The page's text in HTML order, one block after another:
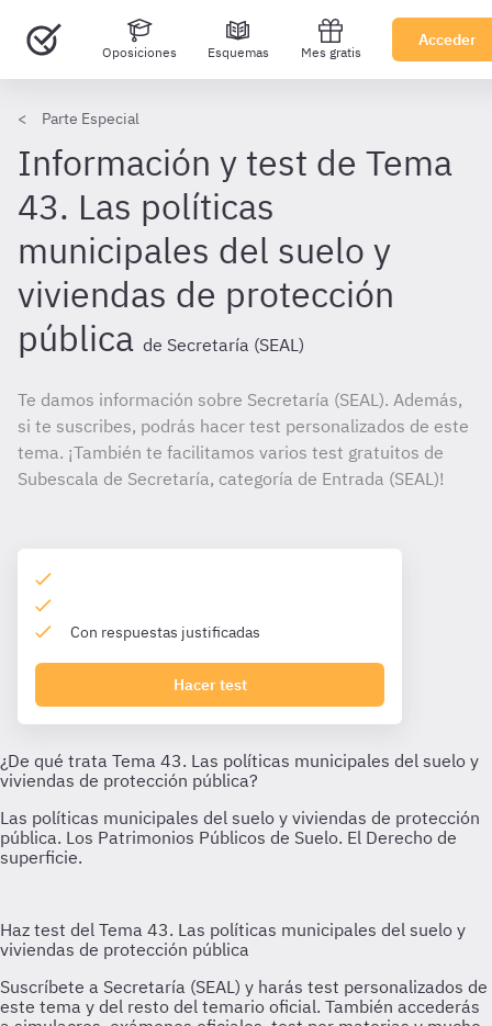
Oposiciones Esquemas Mes gratis
Acceder
Parte Especial
Información y test de Tema
43. Las políticas
municipales del suelo y
viviendas de protección
pública de Secretaría (SEAL)
Te damos información sobre Secretaría (SEAL). Además,
si te suscribes, podrás hacer test personalizados de este
tema. ¡También te facilitamos varios test gratuitos de
Subescala de Secretaría, categoría de Entrada (SEAL)!
Con respuestas justificadas
Hacer test